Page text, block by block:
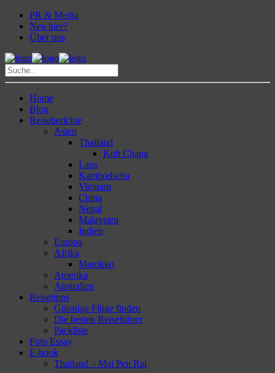
PR & Media
Neu hier?
Über uns
Home
Blog
Reiseberichte
Asien
Thailand
Koh Chang
Laos
Kambodscha
Vietnam
China
Nepal
Malaysien
Indien
Europa
Afrika
Marokko
Amerika
Australien
Reisetipps
Günstige Flüge finden
Die besten Reiseführer
Packliste
Foto Essay
E-book
Thailand – Mai Pen Rai